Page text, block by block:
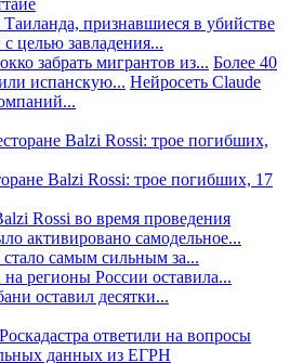
признавшиеся в убийстве
целью завладения...
забрать мигрантов из... Более 40
испанскую... Нейросеть Claude
Balzi Rossi: трое погибших, 17
Rossi во время проведения
активировано самодельное...
самым сильным за...
регионы России оставила...
оставил десятки...